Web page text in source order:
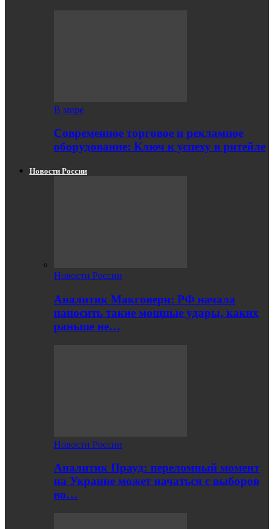
В мире
Современное торговое и рекламное
оборудование: Ключ к успеху в ритейле
Новости России
Новости России
Аналитик Макговерн: РФ начала
наносить такие мощные удары, каких
раньше не…
Новости России
Аналитик Прауд: переломный момент
на Украине может начаться с выборов
во…